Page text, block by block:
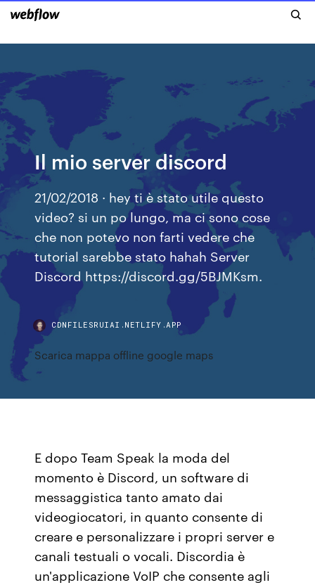
Il mio server discord
21/02/2018 · hey ti è stato utile questo
video? si un po lungo, ma ci sono cose
che non potevo non farti vedere che
tutorial sarebbe stato hahah Server
Discord https://discord.gg/5BJMKsm.
CDNFILESRUIAI.NETLIFY.APP
Scarica mappa offline google maps
E dopo Team Speak la moda del
momento è Discord, un software di
messaggistica tanto amato dai
videogiocatori, in quanto consente di
creare e personalizzare i propri server e
canali testuali o vocali. Discordia è
un'applicazione VoIP che consente agli